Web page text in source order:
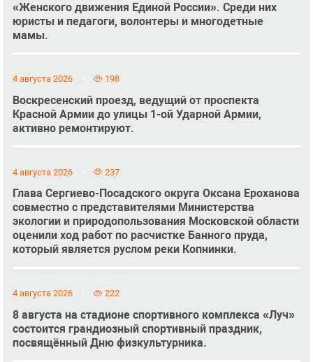
«Женского движения Единой России». Среди них
юристы и педагоги, волонтеры и многодетные
мамы.
4 августа 2026 198
Воскресенский проезд, ведущий от проспекта
Красной Армии до улицы 1-ой Ударной Армии,
активно ремонтируют.
4 августа 2026 237
Глава Сергиево-Посадского округа Оксана Ероханова
совместно с представителями Министерства
экологии и природопользования Московской области
оценили ход работ по расчистке Банного пруда,
который является руслом реки Копнинки.
4 августа 2026 222
8 августа на стадионе спортивного комплекса «Луч»
состоится грандиозный спортивный праздник,
посвящённый Дню физкультурника.